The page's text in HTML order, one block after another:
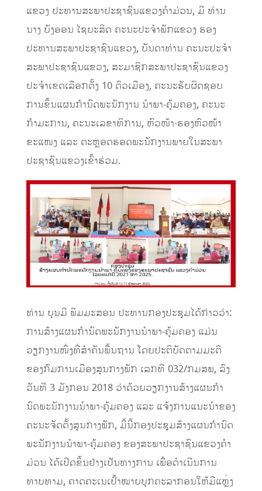
ແຂວງ ປະທານສະພາປະຊາຊົນແຂວງຄໍາມ່ວນ, ມີ ທ່ານ
ນາງ ບັງອອນ ໄຊຍະສິດ ຄະນະປະຈໍາພັກແຂວງ ຮອງ
ປະທານສະພາປະຊາຊົນແຂວງ, ບັນດາທ່ານ ຄະນະປະຈໍາ
ສະພາປະຊາຊົນແຂວງ, ສະມາຊິກສະພາປະຊາຊົນແຂວງ
ປະຈໍາເຂດເລືອກຕັ້ງ 10 ຕົວເມືອງ, ຄະນະຮັບຜິດຊອບ
ການຂຶ້ນແຜນກໍານົດພະນັກງານ ນຳພາ-ຄຸ້ມຄອງ, ຄະນະ
ກຳມະການ, ຄະນະເລຂາທິການ, ຫົວໜ້າ-ຮອງຫົວໜ້າ
ຂະແໜງ ແລະ ຕະຫຼອດຮອດພະນັກງານພາຍໃນສະພາ
ປະຊາຊົນແຂວງເຂົ້າຮ່ວມ.
ທ່ານ ບຸນມີ ພິມມະສອນ ປະທານກອງປະຊຸມໄດ້ກ່າວວ່າ:
ການ​ສ້າງ​ແຜນ​ກຳນົດ​ພະນັກງານນຳພາ-ຄຸ້ມຄອງ ແມ່ນ​
ວຽກ​ງານ​ໜຶ່ງ​ທີ່​ສຳຄັນພື້ນຖານ ໂດຍປະຕິບັດຕາມມະຕິ
ຂອງກົມການເມືອງສູນກາງພັກ ເລກທີ 032/ກມສພ, ລົງ
ວັນທີ 3 ມັງກອນ 2018 ວ່າດ້ວຍວຽກງານສ້າງແຜນກໍາ
ນົດພະນັກງານນໍາພາ-ຄຸ້ມຄອງ ແລະ ແຈ້ງການແນະນຳຂອງ
ຄະນະຈັດຕັ້ງສູນກາງພັກ, ມື້​ນີ້ກອງ​ປະຊຸມສ້າງແຜນກຳນົດ
ພະນັກງານນຳພາ-ຄຸ້ມຄອງ ຂອງສະພາປະຊາຊົນແຂວງຄໍາ
ມ່ວນ ໄດ້​ເປີດ​ຂຶ້ນ​ຢ່າງ​ເປັນ​ທາງ​ການ ເພື່ອດຳເນີນການ
ທາບທາມ, ຄາດຄະເນເປົ້າໝາຍບຸກຄະລາກອນໃຫ້ມີແຫຼ່ງ